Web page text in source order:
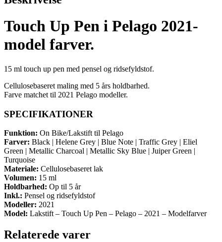
Touch Up Pen i Pelago 2021-
model farver.
15 ml touch up pen med pensel og ridsefyldstof.
Cellulosebaseret maling med 5 års holdbarhed.
Farve matchet til 2021 Pelago modeller.
SPECIFIKATIONER
Funktion: On Bike/Lakstift til Pelago
Farver: Black | Helene Grey | Blue Note | Traffic Grey | Eliel
Green | Metallic Charcoal | Metallic Sky Blue | Juiper Green |
Turquoise
Materiale: Cellulosebaseret lak
Volumen: 15 ml
Holdbarhed: Op til 5 år
Inkl.: Pensel og ridsefyldstof
Modeller: 2021
Model: Lakstift – Touch Up Pen – Pelago – 2021 – Modelfarver
Relaterede varer